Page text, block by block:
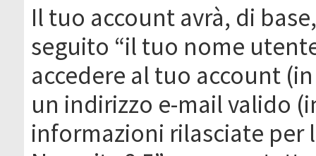
Il tuo account avrà, di
seguito “il tuo nome
accedere al tuo account
un indirizzo e-mail valido
informazioni rilasciate per